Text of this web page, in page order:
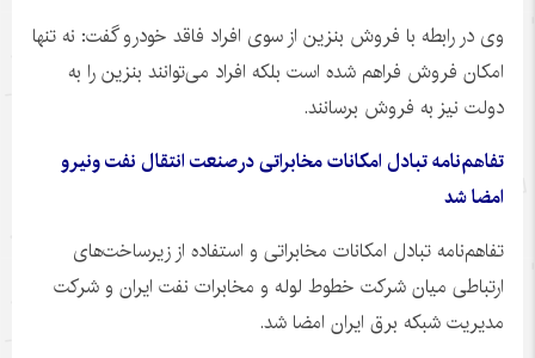
وی در رابطه با فروش بنزین از سوی افراد فاقد خودرو گفت: نه تنها
امکان فروش فراهم شده است بلکه افراد می‌توانند بنزین را به
دولت نیز به فروش برسانند.
تفاهم‌نامه تبادل امکانات مخابراتی درصنعت انتقال نفت ونیرو
امضا شد
تفاهم‌نامه تبادل امکانات مخابراتی و استفاده از زیرساخت‌های
ارتباطی میان شرکت خطوط لوله و مخابرات نفت ایران و شرکت
مدیریت شبکه برق ایران امضا شد.